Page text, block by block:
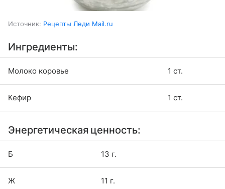
Источник: Рецепты Леди Mail.ru
Ингредиенты:
Молоко коровье 1 ст.
Кефир 1 ст.
Энергетическая ценность:
Б 13 г.
Ж 11 г.